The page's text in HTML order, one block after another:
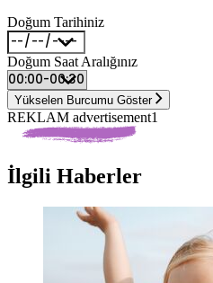
Doğum Tarihiniz
Doğum Saat Aralığınız
Yükselen Burcumu Göster
REKLAM advertisement1
İlgili Haberler